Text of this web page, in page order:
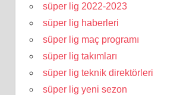
süper lig 2022-2023
süper lig haberleri
süper lig maç programı
süper lig takımları
süper lig teknik direktörleri
süper lig yeni sezon